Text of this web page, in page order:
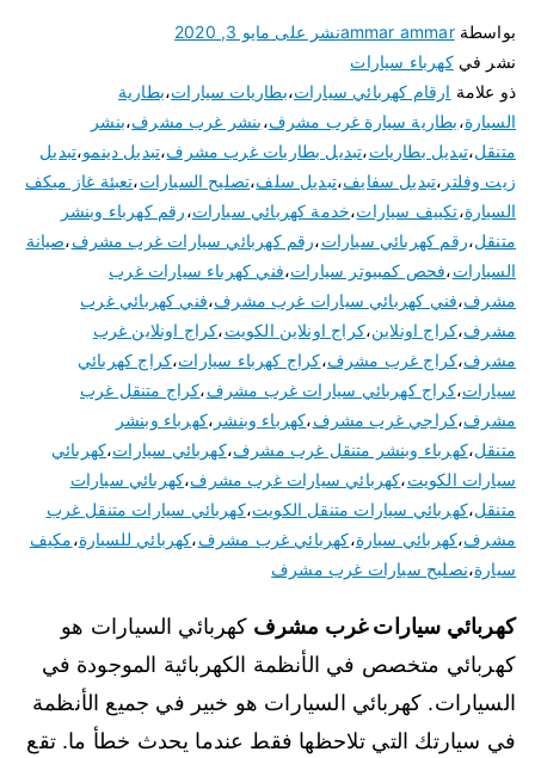
بواسطةammar ammarنشر على مايو 3, 2020
نشر فيكهرباء سيارات
ذو علامة ارقام كهربائي سيارات،بطاريات سيارات،بطارية
السيارة،بطارية سيارة غرب مشرف،بنشر غرب مشرف،بنشر
متنقل،تبديل بطاريات،تبديل بطاريات غرب مشرف،تبديل دينمو،تبديل
زيت وفلتر ،تبديل سفايف،تبديل سلف،تصليح السيارات،تعبئة غاز ميكف
السيارة،تكييف سيارات،خدمة كهربائي سيارات،رقم كهرباء وبنشر
متنقل،رقم كهربائي سيارات،رقم كهربائي سيارات غرب مشرف،صيانة
السيارات،فحص كمبيوتر سيارات،فني كهرباء سيارات غرب
مشرف،فني كهربائي سيارات غرب مشرف،فني كهربائي غرب
مشرف،كراج اونلاين،كراج اونلاين الكويت،كراج اونلاين غرب
مشرف،كراج غرب مشرف،كراج كهرباء سيارات،كراج كهربائي
سيارات،كراج كهربائي سيارات غرب مشرف،كراج متنقل غرب
مشرف،كراجي غرب مشرف،كهرباء وبنشر ،كهرباء وبنشر
متنقل،كهرباء وبنشر متنقل غرب مشرف،كهربائي سيارات،كهربائي
سيارات الكويت،كهربائي سيارات غرب مشرف،كهربائي سيارات
متنقل،كهربائي سيارات متنقل الكويت،كهربائي سيارات متنقل غرب
مشرف،كهربائي سيارة،كهربائي غرب مشرف،كهربائي للسيارة،مكيف
سيارة،نصليح سيارات غرب مشرف
كهربائي سيارات غرب مشرف كهربائي السيارات هو
كهربائي متخصص في الأنظمة الكهربائية الموجودة في
السيارات. كهربائي السيارات هو خبير في جميع الأنظمة
في سيارتك التي تلاحظها فقط عندما يحدث خطأ ما. تقع